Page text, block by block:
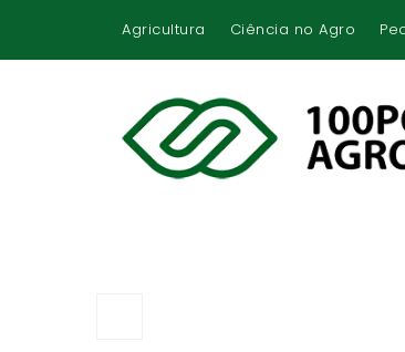
Agricultura Ciência no Agro